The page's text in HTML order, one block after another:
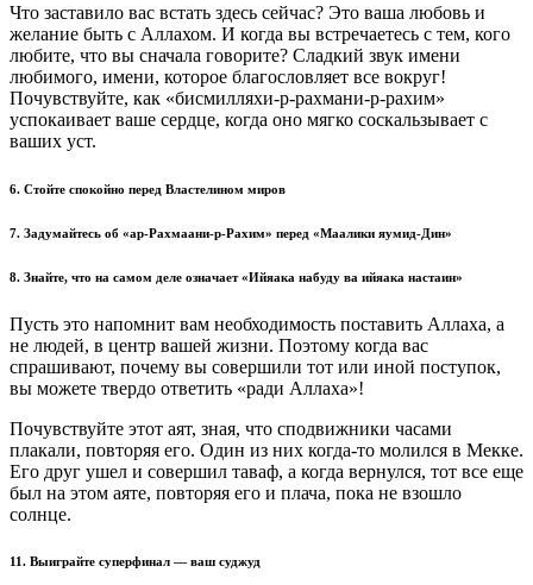
Что заставило вас встать здесь сейчас? Это ваша любовь и
желание быть с Аллахом. И когда вы встречаетесь с тем, кого
любите, что вы сначала говорите? Сладкий звук имени
любимого, имени, которое благословляет все вокруг!
Почувствуйте, как «бисмилляхи-р-рахмани-р-рахим»
успокаивает ваше сердце, когда оно мягко соскальзывает с
ваших уст.
6. Стойте спокойно перед Властелином миров
7. Задумайтесь об «ар-Рахмаани-р-Рахим» перед «Маалики яумид-Дин»
8. Знайте, что на самом деле означает «Ийяака набуду ва ийяака настаин»
Пусть это напомнит вам необходимость поставить Аллаха, а
не людей, в центр вашей жизни. Поэтому когда вас
спрашивают, почему вы совершили тот или иной поступок,
вы можете твердо ответить «ради Аллаха»!
Почувствуйте этот аят, зная, что сподвижники часами
плакали, повторяя его. Один из них когда-то молился в Мекке.
Его друг ушел и совершил таваф, а когда вернулся, тот все еще
был на этом аяте, повторяя его и плача, пока не взошло
солнце.
11. Выиграйте суперфинал — ваш суджуд